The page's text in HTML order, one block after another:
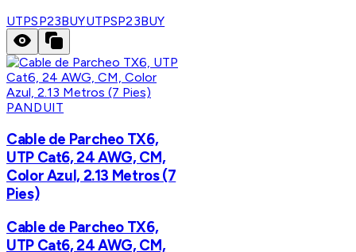
UTPSP23BUYUTPSP23BUY
PANDUIT
Cable de Parcheo TX6,
UTP Cat6, 24 AWG, CM,
Color Azul, 2.13 Metros (7
Pies)
Cable de Parcheo TX6,
UTP Cat6, 24 AWG, CM,